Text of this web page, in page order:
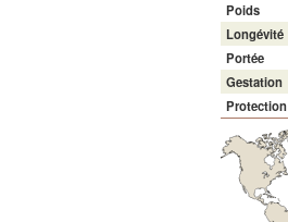
Poids
Longévité
Portée
Gestation
Protection